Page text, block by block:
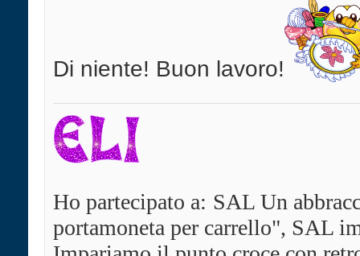
Di niente! Buon lavoro!
Ho partecipato a: SAL Un
portamoneta per carrello", SAL